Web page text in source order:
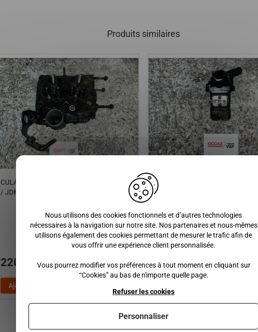
Produits similaires
CULASSE MOTEUR YANMAR, MICROCAR
/ JDM / CHATENET / BELLIER
220,00 € 350,00 €
Ajouter au panier
240,00 € 350,00 €
Nous utilisons des cookies fonctionnels et d’autres technologies
nécessaires à la navigation sur notre site. Nos partenaires et nous-mêmes
utilisons également des cookies permettant de mesurer le trafic afin de
vous offrir une expérience client personnalisée.
Vous pourrez modifier vos préférences à tout moment en cliquant sur
“Cookies” au bas de n'importe quelle page.
Refuser les cookies
Personnaliser